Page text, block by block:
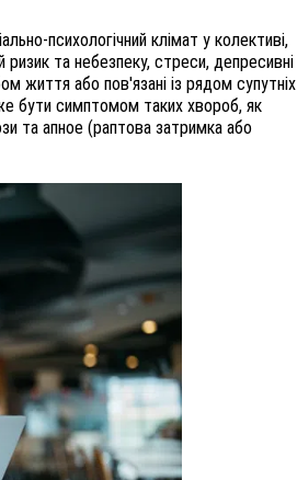
психологічний клімат у колективі,
ризик та небезпеку, стреси, депресивні
життя або пов'язані із рядом супутніх
бути симптомом таких хвороб, як
та апное (раптова затримка або